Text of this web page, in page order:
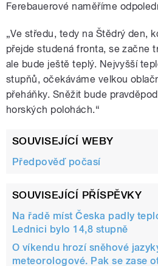
Ferebauerové naměříme
„Ve středu, tedy na Štědrý den,
přejde studená fronta, se začne
ale bude ještě teplý. Nejvyšší
stupňů, očekáváme velkou
přeháňky. Sněžit bude
horských polohách.“
SOUVISEJÍCÍ WEBY
Předpověď počasí
SOUVISEJÍCÍ PŘÍSPĚVKY
Na řadě míst Česka padly
Lednici bylo 14,8 stupně
O víkendu hrozí sněhové
meteorologové. Pak se zase